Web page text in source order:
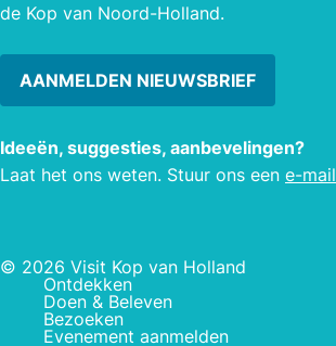
de Kop van Noord-Holland.
AANMELDEN NIEUWSBRIEF
Ideeën, suggesties, aanbevelingen?
Laat het ons weten. Stuur ons een e-mail
© 2026 Visit Kop van Holland
Ontdekken
Doen & Beleven
Bezoeken
Evenement aanmelden